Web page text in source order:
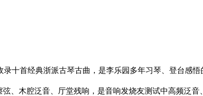
十首经典浙派古琴古曲，是李乐园多年习琴、登台感
、木腔泛音、厅堂残响，是音响发烧友测试中高频泛